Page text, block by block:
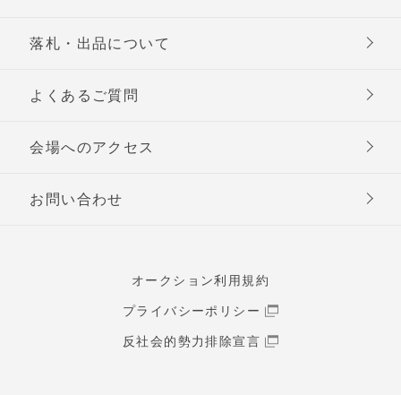
落札・出品について
よくあるご質問
会場へのアクセス
お問い合わせ
オークション利用規約
プライバシーポリシー
反社会的勢力排除宣言